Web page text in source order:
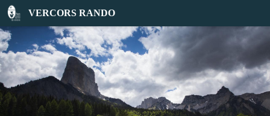
VERCORS RANDO
Entre Mont Aiguille et murailles de Gresse
Vue sur le Mont Aiguille - S&M Booth